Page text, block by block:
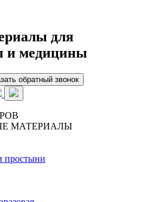
для
и медицины
обратный звонок
МАТЕРИАЛЫ
простыни